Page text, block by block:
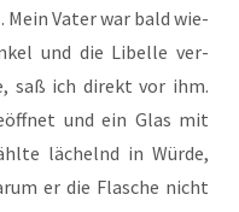
Mein Vater war bald wie­
und die Libel­le ver­
saß ich direkt vor ihm.
und ein Glas mit
lächelnd in Wür­de,
er die Fla­sche nicht